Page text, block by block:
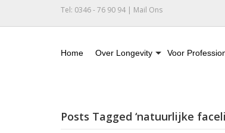
Tel: 0346 - 76 90 94 | Mail Ons
Home Over Longevity Voor
Posts Tagged ‘natuurlijke